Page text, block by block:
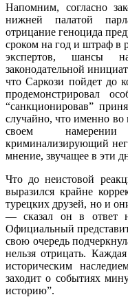
Напомним, согласно
нижней палатой
отрицание геноцида
сроком на год и штраф в
экспертов, шансы
законодательной
что Саркози пойдет до
продемонстрировал
“санкционировав”
случайно, что именно
своем намерении
криминализирующий
мнение, звучащее в эти
Что до неистовой
выразился крайне
турецких друзей, но и
— сказал он в ответ
Официальный
свою очередь
нельзя отрицать.
историческим
заходит о событиях
историю”.